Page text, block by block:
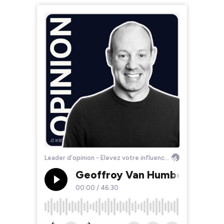
Leader d'opinion - Elevez votre influence, établissez votre autorité.
Geoffroy Van Humbeeck -
00:00 / 46:30